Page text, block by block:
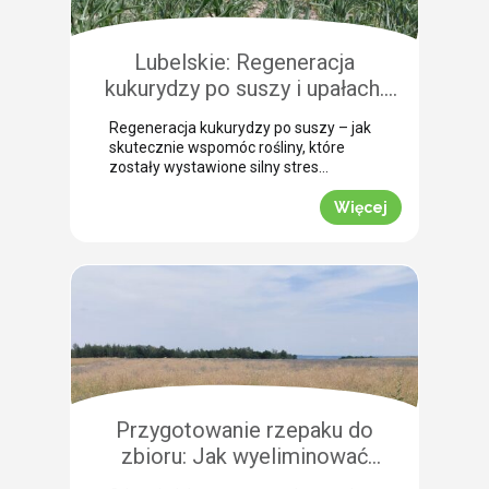
Pokazujemy, na co warto zwrócić
Lubelskie: Regeneracja
kukurydzy po suszy i upałach.
Zobacz rekomendacje z pola!
Regeneracja kukurydzy po suszy – jak
skutecznie wspomóc rośliny, które
zostały wystawione silny stres
termiczny? Jak informuje nasz ekspert
Leszek Konior, kluczem jest szybka
reakcja i wykorzystanie momentu, gdy
przeprowadzona w powiecie
Odpowiednio dobrana strategia
pozwala roślinom odbudować kondycję
fizjologiczną. Pozwijane […]
Więcej
Przygotowanie rzepaku do
zbioru: Jak wyeliminować
chwasty i obniżyć koszty żniw?